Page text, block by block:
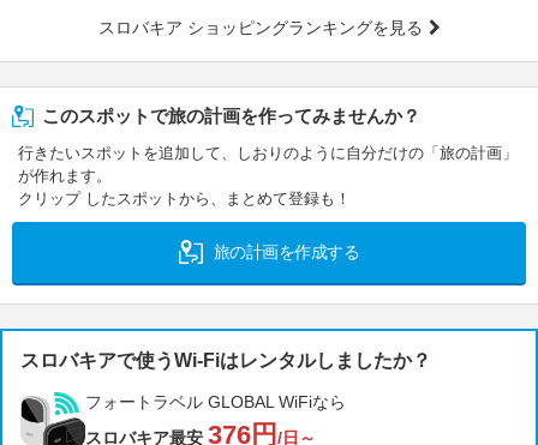
スロバキア ショッピングランキングを見る
このスポットで旅の計画を作ってみませんか？
行きたいスポットを追加して、しおりのように自分だけの「旅の計画」
が作れます。
クリップ したスポットから、まとめて登録も！
旅の計画を作成する
スロバキアで使うWi-Fiはレンタルしましたか？
フォートラベル GLOBAL WiFiなら
スロバキア最安 376円 /日～